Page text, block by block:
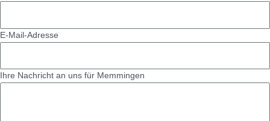
E-Mail-Adresse
Ihre Nachricht an uns für Memmingen